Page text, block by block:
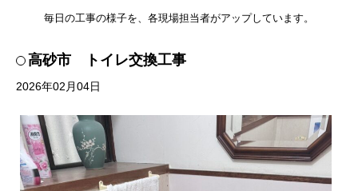
毎日の工事の様子を、各現場担当者がアップしています。
高砂市 トイレ交換工事
2026年02月04日